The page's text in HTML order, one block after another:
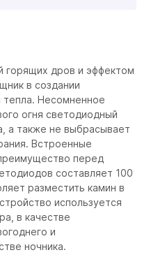
горящих дров и эффектом
в создании
Несомненное
огня светодиодный
а также не выбрасывает
Встроенные
перед
составляет 100
разместить камин в
используется
в качестве
и
ночника.